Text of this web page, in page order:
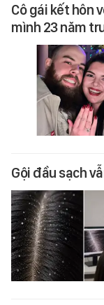
Cô gái kết hôn
mình 23 năm
Gội đầu sạch